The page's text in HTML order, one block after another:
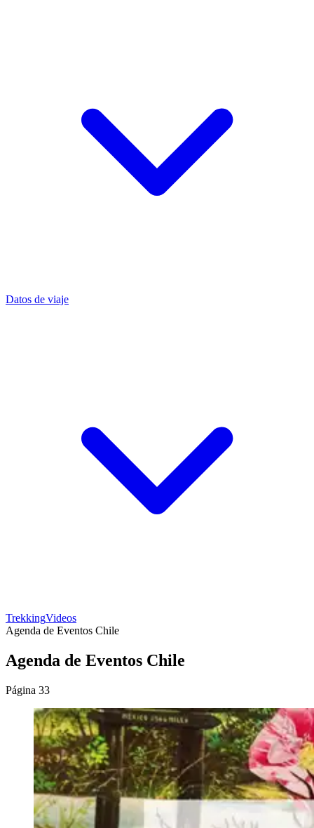
Datos de viaje
TrekkingVideos
Agenda de Eventos Chile
Agenda de Eventos Chile
Página 33